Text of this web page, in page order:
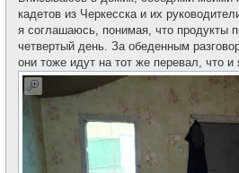
кадетов из Черкесска и их
я соглашаюсь, понимая, что продукты
четвертый день. За обеденным
они тоже идут на тот же перевал, что и